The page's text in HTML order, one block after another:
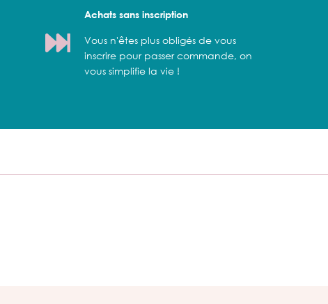
Achats sans inscription
Vous n'êtes plus obligés de vous
inscrire pour passer commande, on
vous simplifie la vie !